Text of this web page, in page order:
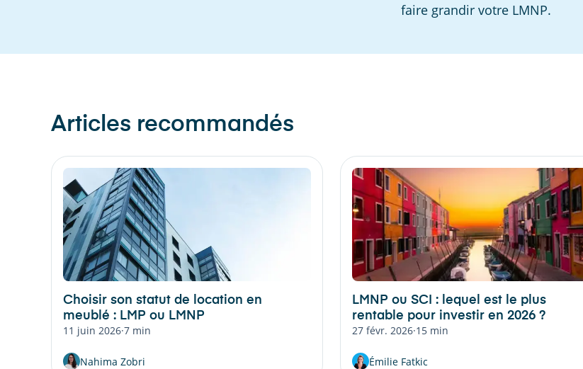
faire grandir votre LMNP.
Articles recommandés
Choisir son statut de location en
meublé : LMP ou LMNP
11 juin 2026·7 min
Nahima Zobri
LMNP ou SCI : lequel est le plus
rentable pour investir en 2026 ?
27 févr. 2026·15 min
Émilie Fatkic